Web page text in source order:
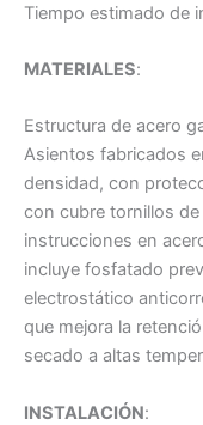
Tiempo estimado de
MATERIALES:
Estructura de acero
Asientos fabricados
densidad, con
con cubre tornillos
instrucciones en
incluye fosfatado
electrostático
que mejora la
secado a altas
INSTALACIÓN: